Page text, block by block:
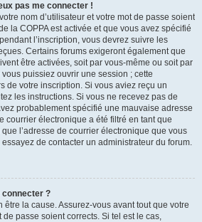
pas me connecter !
nom d’utilisateur et votre mot de passe soient
la COPPA est activée et que vous avez spécifié
l’inscription, vous devrez suivre les
Certains forums exigeront également que
être activées, soit par vous-même ou soit par
puissiez ouvrir une session ; cette
de votre inscription. Si vous aviez reçu un
les instructions. Si vous ne recevez pas de
probablement spécifié une mauvaise adresse
courrier électronique a été filtré en tant que
l’adresse de courrier électronique que vous
de contacter un administrateur du forum.
connecter ?
être la cause. Assurez-vous avant tout que votre
de passe soient corrects. Si tel est le cas,